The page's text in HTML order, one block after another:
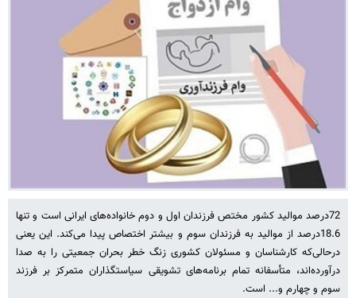
72درصد موالید کشور مختص فرزندان اول و دوم خانواده‌های ایرانی است و تنها
18.6درصد از موالید به فرزندان سوم و بیشتر اختصاص پیدا می‌کند. این یعنی
درحالی‌که کارشناسان و مسئولان کشوری زنگ خطر بحران جمعیتی را به صدا
درآورده‌اند، متأسفانه تمام برنامه‌های تشویقی سیاستگذاران متمرکز بر فرزند
سوم و چهارم و... است.